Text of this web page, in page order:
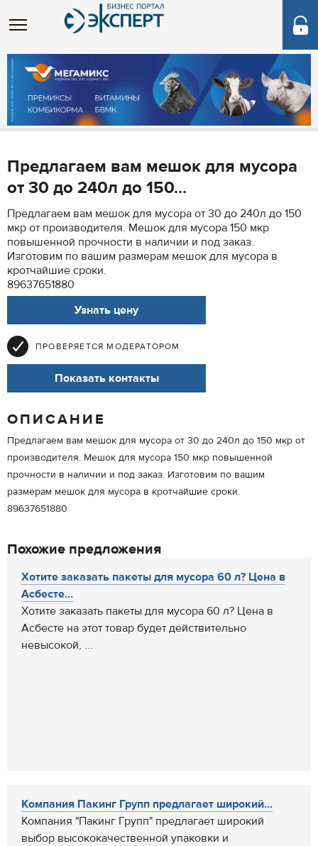
Предлагаем вам мешок для мусора
от 30 до 240л до 150...
Предлагаем вам мешок для мусора от 30 до 240л до 150
мкр от производителя. Мешок для мусора 150 мкр
повышенной прочности в наличии и под заказ.
Изготовим по вашим размерам мешок для мусора в
кротчайшие сроки.
89637651880
Узнать цену
ПРОВЕРЯЕТСЯ МОДЕРАТОРОМ
Показать контакты
ОПИСАНИЕ
Предлагаем вам мешок для мусора от 30 до 240л до 150 мкр от
производителя. Мешок для мусора 150 мкр повышенной
прочности в наличии и под заказ. Изготовим по вашим
размерам мешок для мусора в кротчайшие сроки.
89637651880
Похожие предложения
Хотите заказать пакеты для мусора 60 л? Цена в
Асбесте...
Хотите заказать пакеты для мусора 60 л? Цена в
Асбесте на этот товар будет действительно
невысокой, ...
Компания Пакинг Групп предлагает широкий...
Компания "Пакинг Групп" предлагает широкий
выбор высококачественной упаковки и